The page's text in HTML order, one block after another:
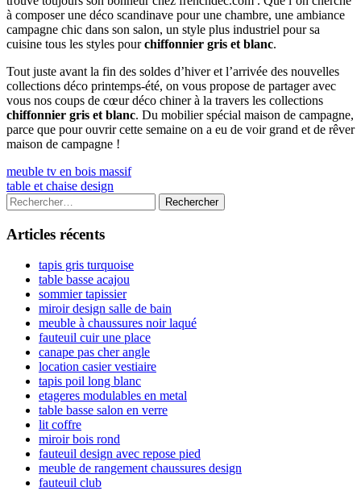
à composer une déco scandinave pour une chambre, une ambiance
campagne chic dans son salon, un style plus industriel pour sa
cuisine tous les styles pourchiffonnier gris et blanc.
Tout juste avant la fin des soldes d’hiver et l’arrivée des nouvelles
collections déco printemps-été, on vous propose de partager avec
vous nos coups de cœur déco chiner à la travers les collections
chiffonnier gris et blanc. Du mobilier spécial maison de campagne,
parce que pour ouvrir cette semaine on a eu de voir grand et de rêver
maison de campagne !
Navigation
de
l’article
Previous
article:
meuble tv en bois massif
Next
article:
table et chaise design
Colonne
latérale
principale
Rechercher :
Articles récents
tapis gris turquoise
table basse acajou
sommier tapissier
miroir design salle de bain
meuble à chaussures noir laqué
fauteuil cuir une place
canape pas cher angle
location casier vestiaire
tapis poil long blanc
etageres modulables en metal
table basse salon en verre
lit coffre
miroir bois rond
fauteuil design avec repose pied
meuble de rangement chaussures design
fauteuil club